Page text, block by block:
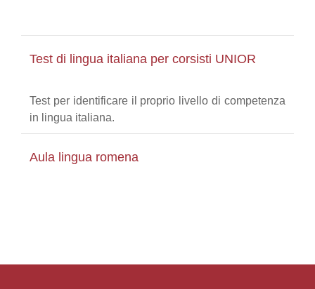
Test di lingua italiana per corsisti UNIOR
Test per identificare il proprio livello di competenza
in lingua italiana.
Aula lingua romena